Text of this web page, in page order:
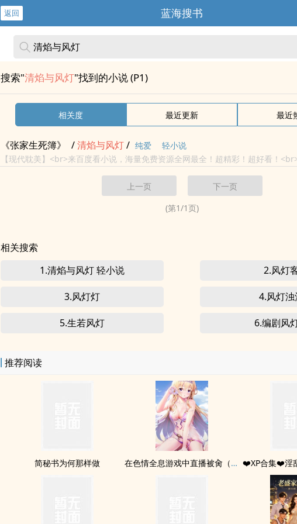
返回 蓝海搜书
搜索"清焰与风灯"找到的小说 (P1)
相关度 最近更新 最近
《张家生死簿》 /清焰与风灯/ 纯爱
轻小说
【现代耽美】<br>来百度看小说，海量免费资源全网最全！超精彩！超好看！
上一页
下一页
(第1/1页)
相关搜索
1.清焰与风灯 轻小说
2.风灯
3.风灯灯 4.风灯浊
5.生若风灯 6.编剧风
推荐阅读
简秘书为何那样做 在色情全息游戏中直播被肏（高H） ❤️XP合集❤️淫